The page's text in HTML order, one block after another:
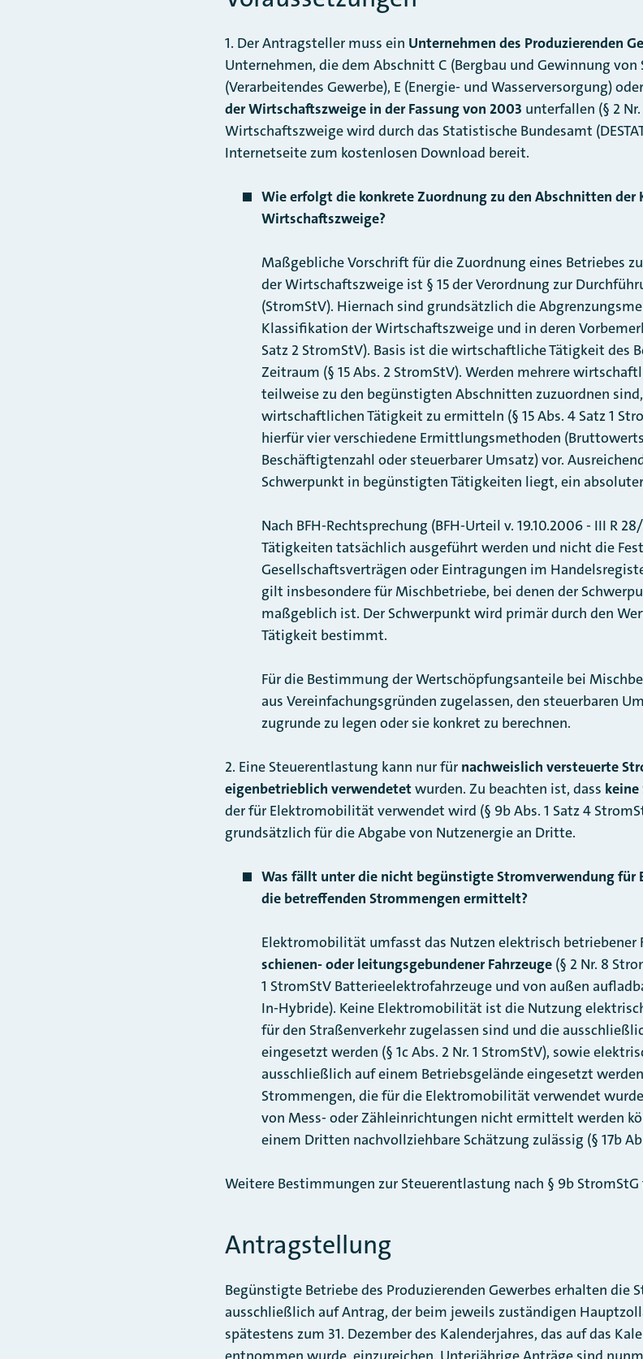
1. Der Antragsteller muss ein Unternehmen des Produzierenden
Unternehmen, die dem Abschnitt C (Bergbau und Gewinnung von
(Verarbeitendes Gewerbe), E (Energie- und Wasserversorgung)
der Wirtschaftszweige in der Fassung von 2003 unterfallen (§ 2
Wirtschaftszweige wird durch das Statistische Bundesamt
Internetseite zum kostenlosen Download bereit.
Wie erfolgt die konkrete Zuordnung zu den Abschnitten der
Wirtschaftszweige?
Maßgebliche Vorschrift für die Zuordnung eines Betriebes
der Wirtschaftszweige ist § 15 der Verordnung zur
(StromStV). Hiernach sind grundsätzlich die
Klassifikation der Wirtschaftszweige und in deren
Satz 2 StromStV). Basis ist die wirtschaftliche Tätigkeit des
Zeitraum (§ 15 Abs. 2 StromStV). Werden mehrere
teilweise zu den begünstigten Abschnitten zuzuordnen
wirtschaftlichen Tätigkeit zu ermitteln (§ 15 Abs. 4 Satz 1
hierfür vier verschiedene Ermittlungsmethoden
Beschäftigtenzahl oder steuerbarer Umsatz) vor.
Schwerpunkt in begünstigten Tätigkeiten liegt, ein
Nach BFH-Rechtsprechung (BFH-Urteil v. 19.10.2006 - III R
Tätigkeiten tatsächlich ausgeführt werden und nicht die
Gesellschaftsverträgen oder Eintragungen im
gilt insbesondere für Mischbetriebe, bei denen der
maßgeblich ist. Der Schwerpunkt wird primär durch den
Tätigkeit bestimmt.
Für die Bestimmung der Wertschöpfungsanteile bei
aus Vereinfachungsgründen zugelassen, den steuerbaren
zugrunde zu legen oder sie konkret zu berechnen.
2. Eine Steuerentlastung kann nur für nachweislich versteuerte
eigenbetrieblich verwendetetwurden. Zu beachten ist, dass
der für Elektromobilität verwendet wird (§ 9b Abs. 1 Satz 4
grundsätzlich für die Abgabe von Nutzenergie an Dritte.
Was fällt unter die nicht begünstigte Stromverwendung
die betreffenden Strommengen ermittelt?
Elektromobilität umfasst das Nutzen elektrisch betriebener
schienen- oder leitungsgebundener Fahrzeuge (§ 2 Nr. 8
1 StromStV Batterieelektrofahrzeuge und von außen
In-Hybride). Keine Elektromobilität ist die Nutzung
für den Straßenverkehr zugelassen sind und die
eingesetzt werden (§ 1c Abs. 2 Nr. 1 StromStV), sowie
ausschließlich auf einem Betriebsgelände eingesetzt werden
Strommengen, die für die Elektromobilität verwendet
von Mess- oder Zähleinrichtungen nicht ermittelt werden
einem Dritten nachvollziehbare Schätzung zulässig (§ 17b
Weitere Bestimmungen zur Steuerentlastung nach § 9b StromStG
Antragstellung
Begünstigte Betriebe des Produzierenden Gewerbes erhalten die
ausschließlich auf Antrag, der beim jeweils zuständigen
spätestens zum 31. Dezember des Kalenderjahres, das auf das